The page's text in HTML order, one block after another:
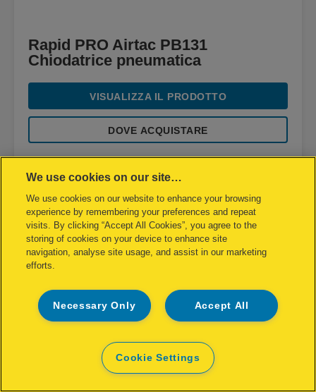
Rapid PRO Airtac PB131
Chiodatrice pneumatica
VISUALIZZA IL PRODOTTO
DOVE ACQUISTARE
We use cookies on our site…
We use cookies on our website to enhance your browsing
experience by remembering your preferences and repeat
visits. By clicking “Accept All Cookies”, you agree to the
storing of cookies on your device to enhance site
navigation, analyse site usage, and assist in our marketing
efforts.
Accept All
Necessary Only
Cookie Settings